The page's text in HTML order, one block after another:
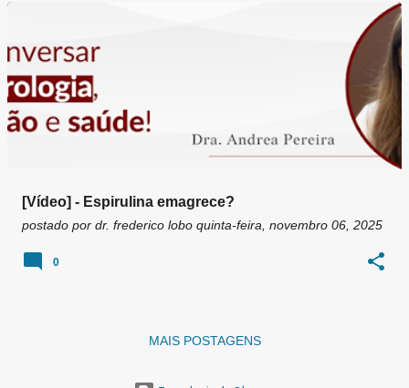
g
n
[Vídeo] - Espirulina emagrece?
postado por dr. frederico lobo quinta-feira, novembro 06, 2025
0
MAIS POSTAGENS